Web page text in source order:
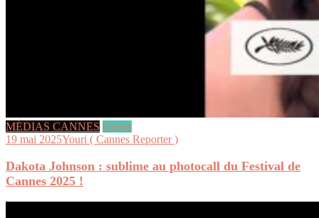
MÉDIAS CANNES videos
19 mai 2025Youri ( Cannes Reporter )
Dakota Johnson : sublime au photocall du Festival de
Cannes 2025 !